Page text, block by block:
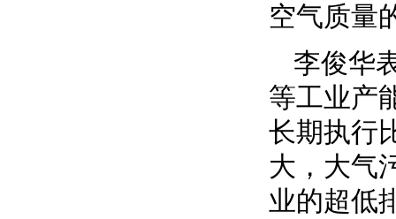
空气质量
李俊华
等工业产
长期执行
大，大气
业的超低